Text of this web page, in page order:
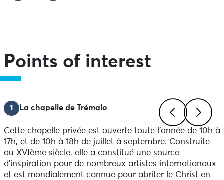
Points of interest
PreviousNext
1 La chapelle de Trémalo
Cette chapelle privée est ouverte toute l’année de 10h à
17h, et de 10h à 18h de juillet à septembre. Construite
au XVIème siècle, elle a constitué une source
d’inspiration pour de nombreux artistes internationaux
et est mondialement connue pour abriter le Christ en